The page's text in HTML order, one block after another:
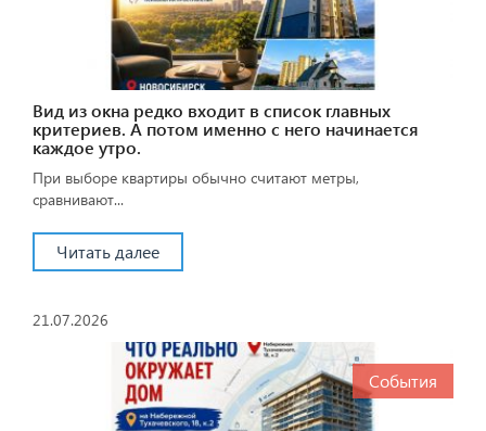
Вид из окна редко входит в список главных
критериев. А потом именно с него начинается
каждое утро.
При выборе квартиры обычно считают метры,
сравнивают...
Читать далее
21.07.2026
События